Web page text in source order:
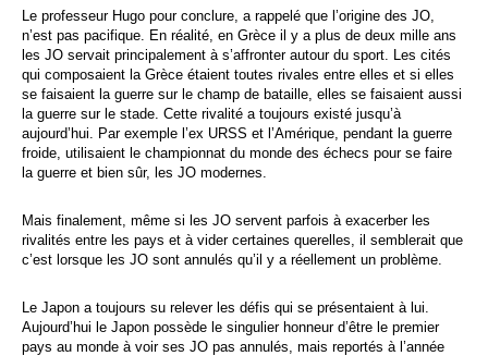
Le professeur Hugo pour conclure, a rappelé que l’origine des JO,
n’est pas pacifique. En réalité, en Grèce il y a plus de deux mille ans
les JO servait principalement à s’affronter autour du sport. Les cités
qui composaient la Grèce étaient toutes rivales entre elles et si elles
se faisaient la guerre sur le champ de bataille, elles se faisaient aussi
la guerre sur le stade. Cette rivalité a toujours existé jusqu’à
aujourd’hui. Par exemple l’ex URSS et l’Amérique, pendant la guerre
froide, utilisaient le championnat du monde des échecs pour se faire
la guerre et bien sûr, les JO modernes.
Mais finalement, même si les JO servent parfois à exacerber les
rivalités entre les pays et à vider certaines querelles, il semblerait que
c’est lorsque les JO sont annulés qu’il y a réellement un problème.
Le Japon a toujours su relever les défis qui se présentaient à lui.
Aujourd’hui le Japon possède le singulier honneur d’être le premier
pays au monde à voir ses JO pas annulés, mais reportés à l’année